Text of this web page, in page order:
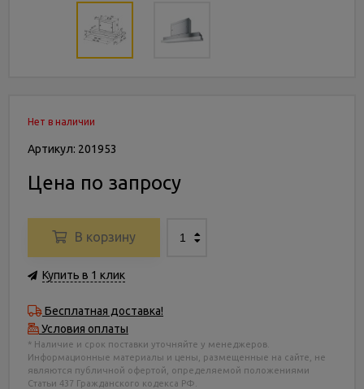
Нет в наличии
Артикул: 201953
Цена по запросу
В корзину
Купить в 1 клик
Бесплатная доставка!
Условия оплаты
* Наличие и срок поставки уточняйте у менеджеров.
Информационные материалы и цены, размещенные на сайте, не
являются публичной офертой, определяемой положениями
Статьи 437 Гражданского кодекса РФ.